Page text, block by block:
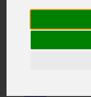
cr a
especies invasoras
agua